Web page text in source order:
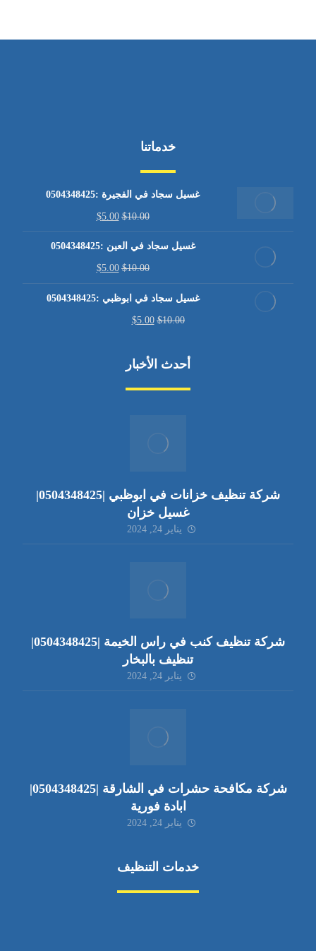
خدماتنا
غسيل سجاد في الفجيرة :0504348425
$10.00
$5.00
غسيل سجاد في العين :0504348425
$10.00
$5.00
غسيل سجاد في ابوظبي :0504348425
$10.00
$5.00
أحدث الأخبار
شركة تنظيف خزانات في ابوظبي |0504348425|
غسيل خزان
يناير 24, 2024
شركة تنظيف كنب في راس الخيمة |0504348425|
تنظيف بالبخار
يناير 24, 2024
شركة مكافحة حشرات في الشارقة |0504348425|
ابادة فورية
يناير 24, 2024
خدمات التنظيف